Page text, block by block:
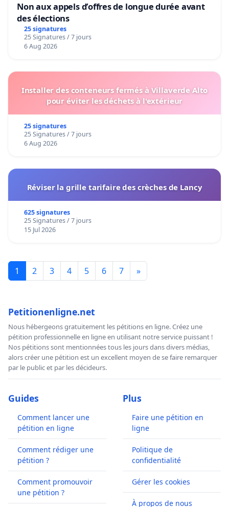
Non aux appels d’offres de longue durée avant
des élections
25 signatures
25 Signatures / 7 jours
6 Aug 2026
Installer des conteneurs fermés à Villaverde Alto
pour éviter les déchets à l'extérieur
25 signatures
25 Signatures / 7 jours
6 Aug 2026
Réviser la grille tarifaire des crèches de Lancy
625 signatures
25 Signatures / 7 jours
15 Jul 2026
1 2 3 4 5 6 7 »
Petitionenligne.net
Nous hébergeons gratuitement les pétitions en ligne. Créez une
pétition professionnelle en ligne en utilisant notre service puissant !
Nos pétitions sont mentionnées tous les jours dans divers médias,
alors créer une pétition est un excellent moyen de se faire remarquer
par le public et par les décideurs.
Guides
Comment lancer une
pétition en ligne
Comment rédiger une
pétition ?
Comment promouvoir
une pétition ?
Plus
Faire une pétition en
ligne
Politique de
confidentialité
Gérer les cookies
À propos de nous